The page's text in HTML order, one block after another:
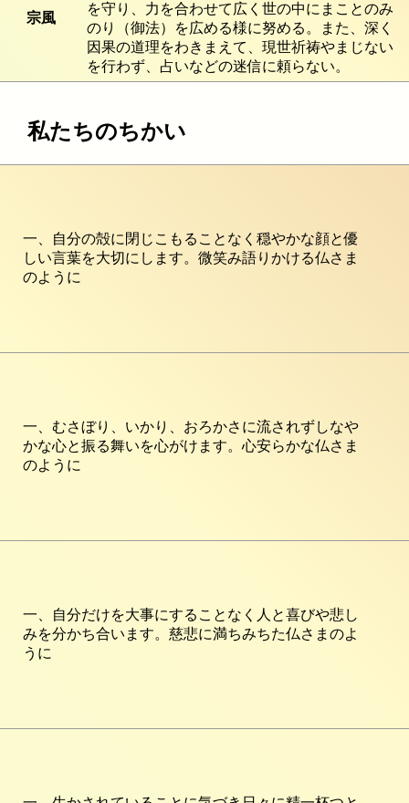
宗風
を守り、力を合わせて広く世の中にまことのみ
のり（御法）を広める様に努める。また、深く
因果の道理をわきまえて、現世祈祷やまじない
を行わず、占いなどの迷信に頼らない。
私たちのちかい
一、自分の殻に閉じこもることなく穏やかな顔と優
しい言葉を大切にします。微笑み語りかける仏さま
のように
一、むさぼり、いかり、おろかさに流されずしなや
かな心と振る舞いを心がけます。心安らかな仏さま
のように
一、自分だけを大事にすることなく人と喜びや悲し
みを分かち合います。慈悲に満ちみちた仏さまのよ
うに